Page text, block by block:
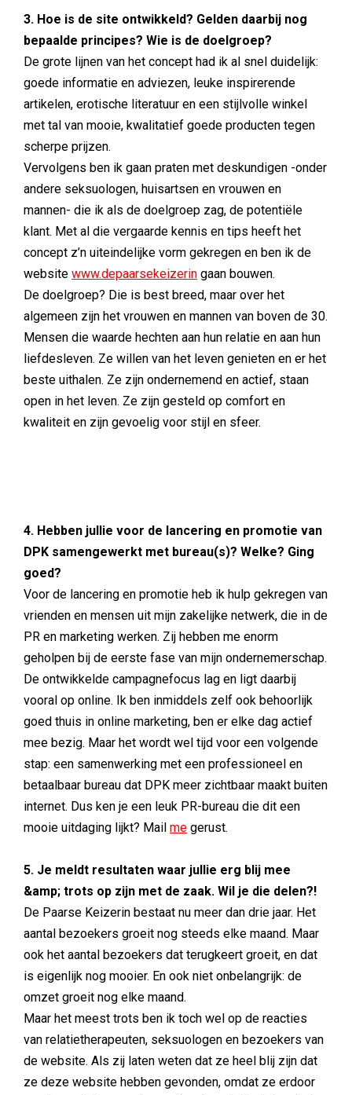
3. Hoe is de site ontwikkeld? Gelden daarbij nog
bepaalde principes? Wie is de doelgroep?
De grote lijnen van het concept had ik al snel duidelijk:
goede informatie en adviezen, leuke inspirerende
artikelen, erotische literatuur en een stijlvolle winkel
met tal van mooie, kwalitatief goede producten tegen
scherpe prijzen.
Vervolgens ben ik gaan praten met deskundigen -onder
andere seksuologen, huisartsen en vrouwen en
mannen- die ik als de doelgroep zag, de potentiële
klant. Met al die vergaarde kennis en tips heeft het
concept z’n uiteindelijke vorm gekregen en ben ik de
website www.depaarsekeizerin gaan bouwen.
De doelgroep? Die is best breed, maar over het
algemeen zijn het vrouwen en mannen van boven de 30.
Mensen die waarde hechten aan hun relatie en aan hun
liefdesleven. Ze willen van het leven genieten en er het
beste uithalen. Ze zijn ondernemend en actief, staan
open in het leven. Ze zijn gesteld op comfort en
kwaliteit en zijn gevoelig voor stijl en sfeer.
4. Hebben jullie voor de lancering en promotie van
DPK samengewerkt met bureau(s)? Welke? Ging
goed?
Voor de lancering en promotie heb ik hulp gekregen van
vrienden en mensen uit mijn zakelijke netwerk, die in de
PR en marketing werken. Zij hebben me enorm
geholpen bij de eerste fase van mijn ondernemerschap.
De ontwikkelde campagnefocus lag en ligt daarbij
vooral op online. Ik ben inmiddels zelf ook behoorlijk
goed thuis in online marketing, ben er elke dag actief
mee bezig. Maar het wordt wel tijd voor een volgende
stap: een samenwerking met een professioneel en
betaalbaar bureau dat DPK meer zichtbaar maakt buiten
internet. Dus ken je een leuk PR-bureau die dit een
mooie uitdaging lijkt? Mail me gerust.
5. Je meldt resultaten waar jullie erg blij mee
&amp; trots op zijn met de zaak. Wil je die delen?!
De Paarse Keizerin bestaat nu meer dan drie jaar. Het
aantal bezoekers groeit nog steeds elke maand. Maar
ook het aantal bezoekers dat terugkeert groeit, en dat
is eigenlijk nog mooier. En ook niet onbelangrijk: de
omzet groeit nog elke maand.
Maar het meest trots ben ik toch wel op de reacties
van relatietherapeuten, seksuologen en bezoekers van
de website. Als zij laten weten dat ze heel blij zijn dat
ze deze website hebben gevonden, omdat ze erdoor